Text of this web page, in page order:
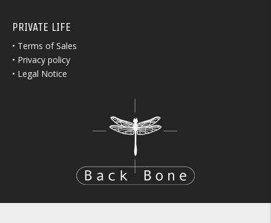
PRIVATE LIFE
• Terms of Sales
• Privacy policy
• Legal Notice